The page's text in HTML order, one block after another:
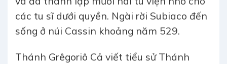
các tu sĩ dưới quyền. Ngài rời Subiaco đến
sống ở núi Cassin khoảng năm 529.
Thánh Grêgoriô Cả viết tiểu sử Thánh